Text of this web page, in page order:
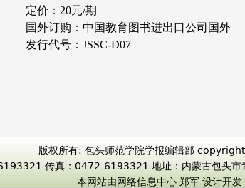
定价： 20元/期
国外订购：中国教育图书进出口公司国外
发行代号： JSSC-D07
版权所有: 包头师范学院学报编辑部
传真：0472-6193321 地址：内蒙古包头市
本网站由网络信息中心 郑军 设计开发